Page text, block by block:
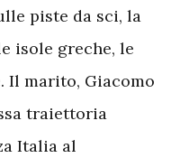
piste da sci, la
isole greche, le
Il marito, Giacomo
traiettoria
Italia al